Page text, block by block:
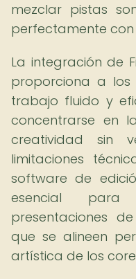
mezclar pistas
perfectamente con
La integración de
proporciona a los
trabajo fluido y
concentrarse en
creatividad sin
limitaciones
software de
esencial
presentaciones
que se alineen
artística de los